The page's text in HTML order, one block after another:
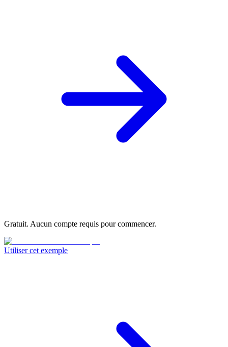
Gratuit. Aucun compte requis pour commencer.
Utiliser cet exemple